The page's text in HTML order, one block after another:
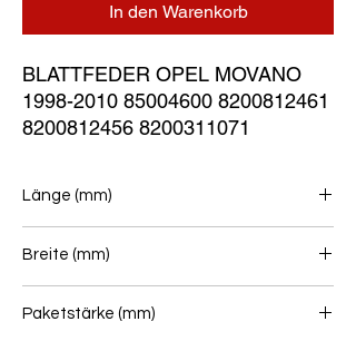
In den Warenkorb
BLATTFEDER OPEL MOVANO
1998-2010 85004600 8200812461
8200812456 8200311071
Länge (mm)
Breite (mm)
Paketstärke (mm)